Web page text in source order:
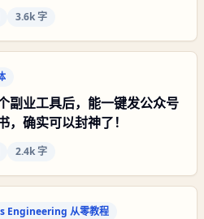
3.6k 字
副业工具后，能一键发公众号
，确实可以封神了！
2.4k 字
Engineering 从零教程